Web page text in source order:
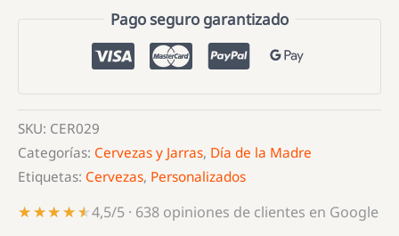
Cerveza
cantidad
Pago seguro garantizado
SKU: CER029
Categorías: Cervezas y Jarras, Día de la Madre
Etiquetas: Cervezas, Personalizados
★★★★★
★★★★★4,5/5 · 638 opiniones de clientes en Google